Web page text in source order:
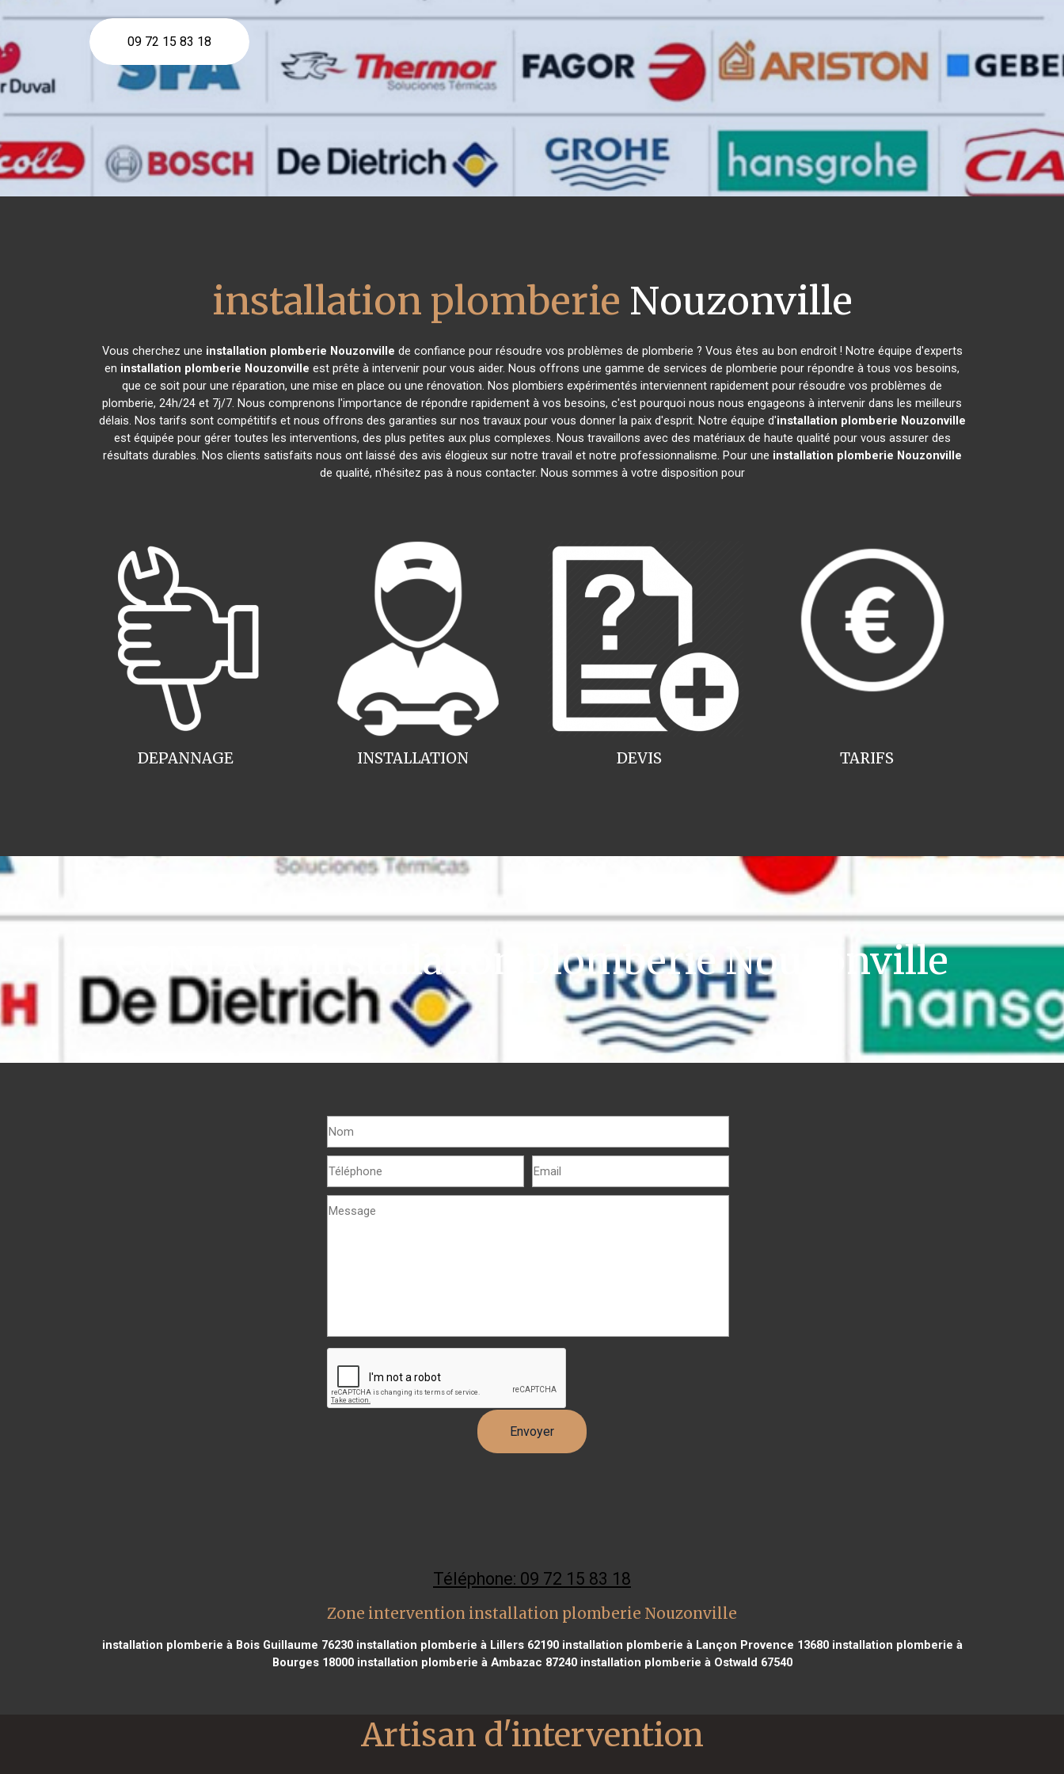
09 72 15 83 18
installation plomberie Nouzonville
Vous cherchez une installation plomberie Nouzonville de confiance pour résoudre vos problèmes de plomberie ? Vous êtes au bon endroit ! Notre équipe d'experts
en installation plomberie Nouzonville est prête à intervenir pour vous aider. Nous offrons une gamme de services de plomberie pour répondre à tous vos besoins,
que ce soit pour une réparation, une mise en place ou une rénovation. Nos plombiers expérimentés interviennent rapidement pour résoudre vos problèmes de
plomberie, 24h/24 et 7j/7. Nous comprenons l'importance de répondre rapidement à vos besoins, c'est pourquoi nous nous engageons à intervenir dans les meilleurs
délais. Nos tarifs sont compétitifs et nous offrons des garanties sur nos travaux pour vous donner la paix d'esprit. Notre équipe d'installation plomberie Nouzonville
est équipée pour gérer toutes les interventions, des plus petites aux plus complexes. Nous travaillons avec des matériaux de haute qualité pour vous assurer des
résultats durables. Nos clients satisfaits nous ont laissé des avis élogieux sur notre travail et notre professionnalisme. Pour une installation plomberie Nouzonville
de qualité, n'hésitez pas à nous contacter. Nous sommes à votre disposition pour
INSTALLATION
DEPANNAGE TARIFS
DEVIS
CONTACT installation plomberie Nouzonville
Téléphone: 09 72 15 83 18
Zone intervention installation plomberie Nouzonville
installation plomberie à Bois Guillaume 76230installation plomberie à Lillers 62190installation plomberie à Lançon Provence 13680installation plomberie à
Bourges 18000installation plomberie à Ambazac 87240installation plomberie à Ostwald 67540
Artisan d'intervention